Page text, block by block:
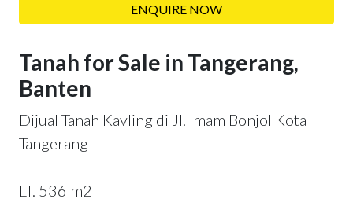
ENQUIRE NOW
Tanah for Sale in Tangerang,
Banten
Dijual Tanah Kavling di Jl. Imam Bonjol Kota
Tangerang
LT. 536 m2